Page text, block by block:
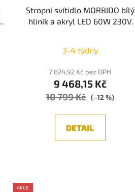
t
Stropní svítidlo MORBIDO bílý
hliník a akryl LED 60W 230V
Tuya - NOVA LUCE
3-4 týdny
7 824,92 Kč bez DPH
9 468,15 Kč
10 799 Kč (–12 %)
DETAIL
AKCE